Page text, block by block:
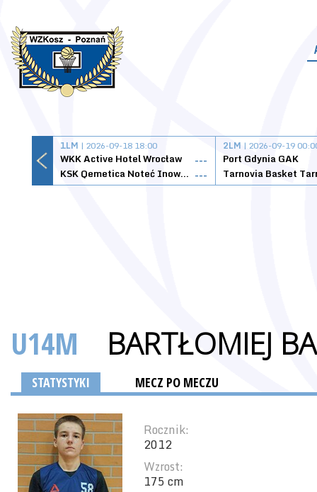
1LM | 2026-09-18 18:00
WKK Active Hotel Wrocław
---
KSK Qemetica Noteć Inowrocław ---
2LM | 2026-09-19
Port Gdynia GAK
U14M BARTŁOMIEJ
STATYSTYKI MECZ PO MECZU
Rocznik:
2012
Wzrost:
175 cm